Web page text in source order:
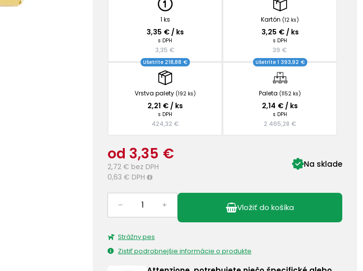
1 ks
3,35 € / ks
s DPH
3,35 €
Kartón (12 ks)
3,25 € / ks
s DPH
39 €
Vrstva palety (192 ks)
Ušetríte 218,88 €
2,21 € / ks
s DPH
424,32 €
Paleta (1152 ks)
Ušetríte 1 393,92 €
2,14 € / ks
s DPH
2 465,28 €
od 3,35 €
2,72 € bez DPH
0,63 € DPH i
Na sklade
– + Vložiť do košíka
Strážny pes
Zistiť podrobnejšie informácie o produkte